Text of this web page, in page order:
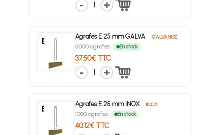
1
Agrafes E 25 mm GALVA GALVANISÉ
5000 agrafes En stock
37.50€ TTC
1
Agrafes E 25 mm INOX INOX
1000 agrafes En stock
40.12€ TTC